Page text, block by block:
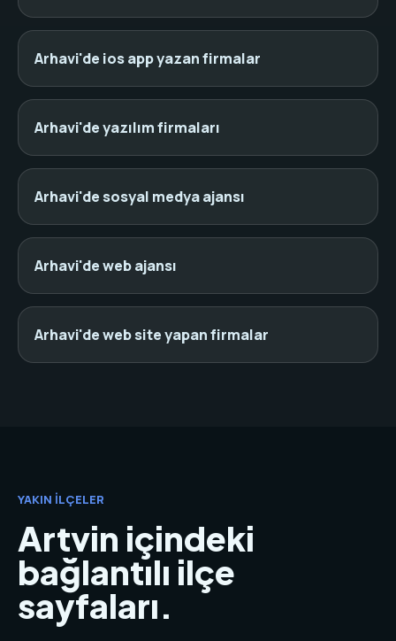
Arhavi'de ios app yazan firmalar
Arhavi'de yazılım firmaları
Arhavi'de sosyal medya ajansı
Arhavi'de web ajansı
Arhavi'de web site yapan firmalar
YAKIN İLÇELER
Artvin içindeki
bağlantılı ilçe
sayfaları.